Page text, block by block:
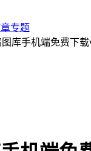
专题
库手机端免费下载